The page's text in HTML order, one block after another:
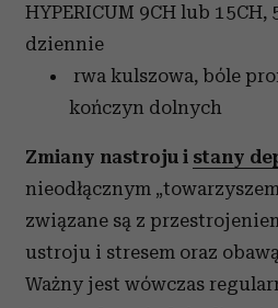
HYPERICUM 9CH lub
dziennie
rwa kulszowa, bóle
kończyn dolnych
Zmiany nastroju i stany
nieodłącznym
związane są z
ustroju i stresem oraz
Ważny jest wówczas